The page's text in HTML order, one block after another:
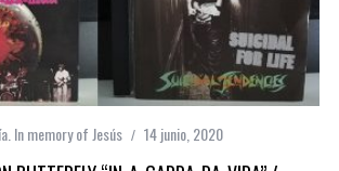
In memory of Jesús 14 junio, 2020